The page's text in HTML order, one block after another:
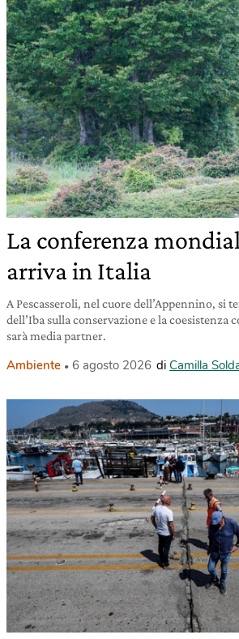
La conferenza
arriva in Italia
A Pescasseroli, nel cuore dell’Appennino, si
dell’Iba sulla conservazione e la coesistenza
sarà media partner.
Ambiente 6 agosto 2026 di Camilla